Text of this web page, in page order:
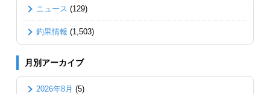
ニュース (129)
釣果情報 (1,503)
月別アーカイブ
2026年8月 (5)